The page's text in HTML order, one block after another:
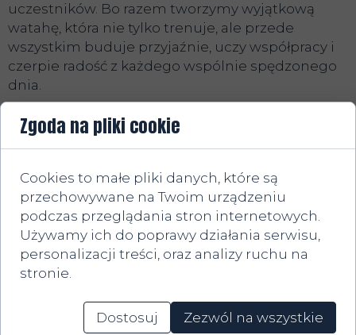
uczestników. Bo razem tworzymy wyjątkową
watahę, która nie tylko trenuje, ale przede
wszystkim buduje przyjaźnie, uczy współpracy i
czerpie radość z każdego wspólnie spędzonego
dnia.
Zgoda na pliki cookie
Cookies to małe pliki danych, które są
przechowywane na Twoim urządzeniu
podczas przeglądania stron internetowych.
Używamy ich do poprawy działania serwisu,
personalizacji treści, oraz analizy ruchu na
stronie.
Dostosuj Zezwól na wszystkie